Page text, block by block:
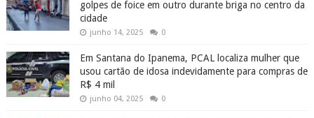
golpes de foice em outro durante briga no centro da
cidade
junho 14, 2025 0
Em Santana do Ipanema, PCAL localiza mulher que
usou cartão de idosa indevidamente para compras de
R$ 4 mil
junho 04, 2025 0